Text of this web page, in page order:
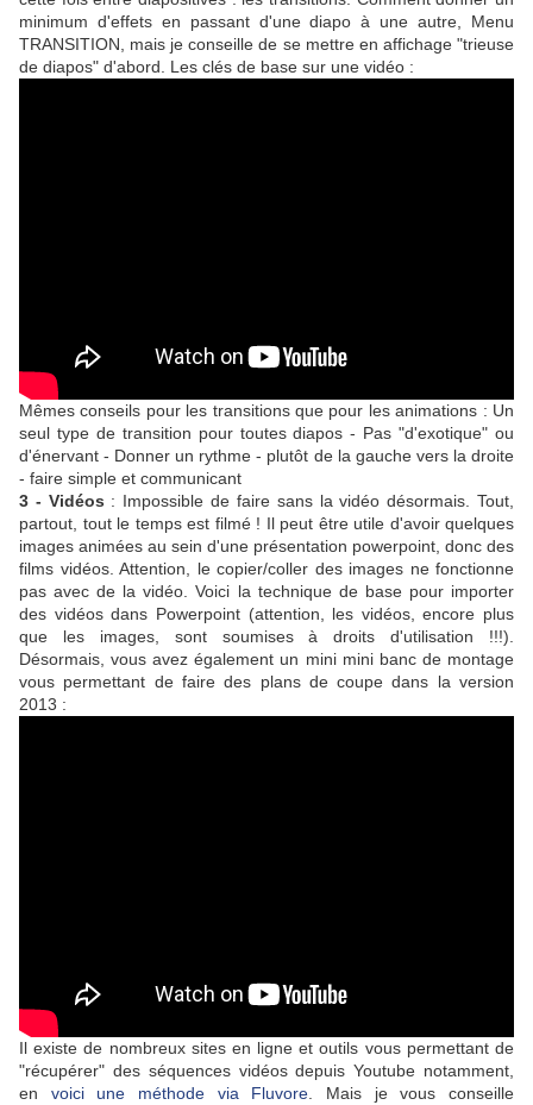
minimum d'effets en passant d'une diapo à une autre, Menu
TRANSITION, mais je conseille de se mettre en affichage "trieuse
de diapos" d'abord. Les clés de base sur une vidéo :
Mêmes conseils pour les transitions que pour les animations : Un
seul type de transition pour toutes diapos - Pas "d'exotique" ou
d'énervant - Donner un rythme - plutôt de la gauche vers la droite
- faire simple et communicant
3 - Vidéos : Impossible de faire sans la vidéo désormais. Tout,
partout, tout le temps est filmé ! Il peut être utile d'avoir quelques
images animées au sein d'une présentation powerpoint, donc des
films vidéos. Attention, le copier/coller des images ne fonctionne
pas avec de la vidéo. Voici la technique de base pour importer
des vidéos dans Powerpoint (attention, les vidéos, encore plus
que les images, sont soumises à droits d'utilisation !!!).
Désormais, vous avez également un mini mini banc de montage
vous permettant de faire des plans de coupe dans la version
2013 :
Il existe de nombreux sites en ligne et outils vous permettant de
"récupérer" des séquences vidéos depuis Youtube notamment,
en voici une méthode via Fluvore . Mais je vous conseille